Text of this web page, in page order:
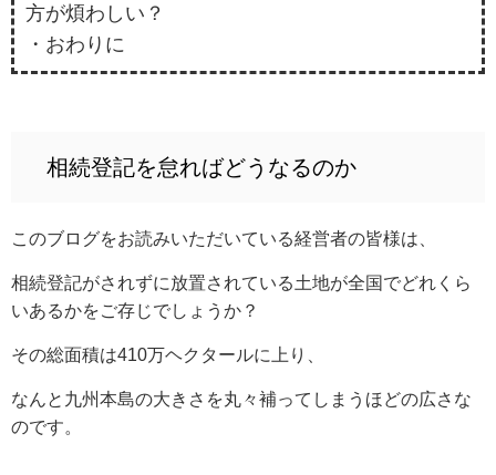
方が煩わしい？
・おわりに
相続登記を怠ればどうなるのか
このブログをお読みいただいている経営者の皆様は、
相続登記がされずに放置されている土地が全国でどれくら
いあるかをご存じでしょうか？
その総面積は410万ヘクタールに上り、
なんと九州本島の大きさを丸々補ってしまうほどの広さな
のです。